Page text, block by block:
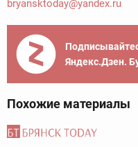
bryansktoday@yandex.ru
Яндекс.Дзен.
Похожие материалы